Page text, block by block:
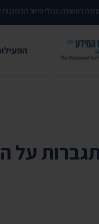
ראשונה: נהלי פיזור
קשריעל